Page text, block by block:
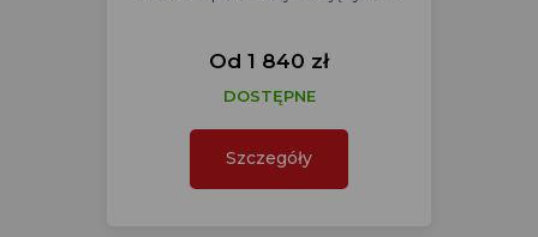
Od 1 840 zł
DOSTĘPNE
Szczegóły